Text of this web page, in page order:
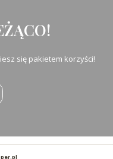
się pakietem korzyści!
0. Zobacz szczegóły